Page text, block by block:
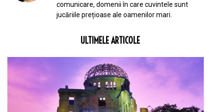
comunicare, domenii în care cuvintele sunt
jucăriile prețioase ale oamenilor mari.
ULTIMELE ARTICOLE